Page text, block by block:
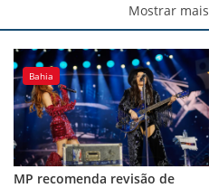
Mostrar mais
Bahia
MP recomenda revisão de